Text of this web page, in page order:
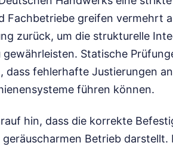
Fachbetriebe greifen vermehrt
zurück, um die strukturelle
Statische
dass fehlerhafte Justierungen
führen können.
hin, dass die korrekte
Betrieb darstellt.